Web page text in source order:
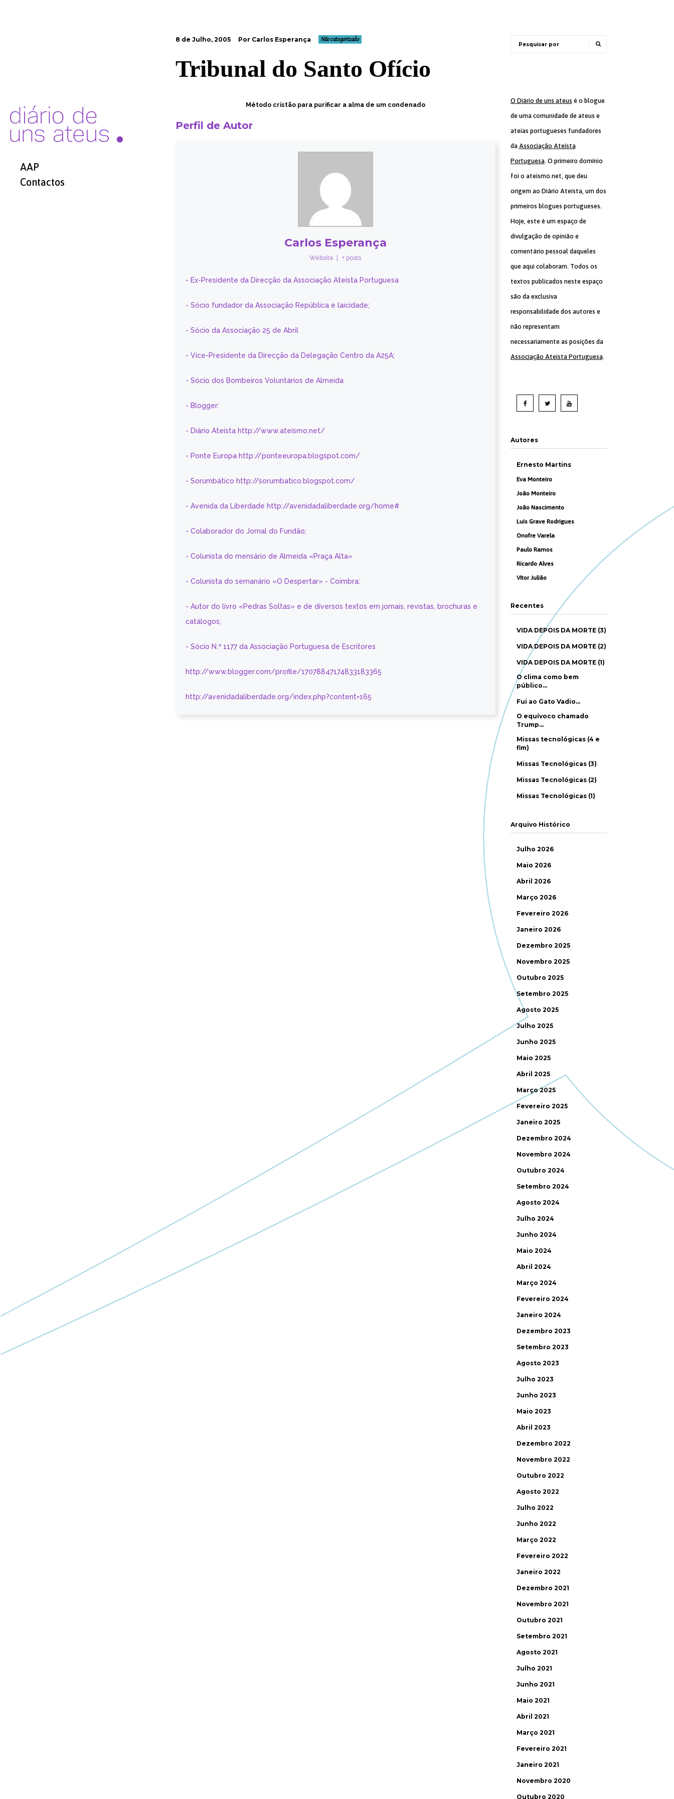
AAP
Contactos
8 de Julho, 2005 Por Carlos Esperança Não categorizado
Tribunal do Santo Ofício
Método cristão para purificar a alma de um condenado
Perfil de Autor
Carlos Esperança
Website + posts
- Ex-Presidente da Direcção da Associação Ateísta Portuguesa
- Sócio fundador da Associação República e laicidade;
- Sócio da Associação 25 de Abril
- Vice-Presidente da Direcção da Delegação Centro da A25A;
- Sócio dos Bombeiros Voluntários de Almeida
- Blogger:
- Diário Ateísta http://www.ateismo.net/
- Ponte Europa http://ponteeuropa.blogspot.com/
- Sorumbático http://sorumbatico.blogspot.com/
- Avenida da Liberdade http://avenidadaliberdade.org/home#
- Colaborador do Jornal do Fundão;
- Colunista do mensário de Almeida «Praça Alta»
- Colunista do semanário «O Despertar» - Coimbra:
- Autor do livro «Pedras Soltas» e de diversos textos em jornais, revistas, brochuras e
catálogos;
- Sócio N.º 1177 da Associação Portuguesa de Escritores
http://www.blogger.com/profile/17078847174833183365
http://avenidadaliberdade.org/index.php?content=165
O Diário de uns ateus é o blogue
de uma comunidade de ateus e
ateias portugueses fundadores
da Associação Ateísta
Portuguesa. O primeiro domínio
foi o ateismo.net, que deu
origem ao Diário Ateísta, um dos
primeiros blogues portugueses.
Hoje, este é um espaço de
divulgação de opinião e
comentário pessoal daqueles
que aqui colaboram. Todos os
textos publicados neste espaço
são da exclusiva
responsabilidade dos autores e
não representam
necessariamente as posições da
Associação Ateísta Portuguesa.
Autores
Ernesto Martins
Eva Monteiro
João Monteiro
João Nascimento
Luís Grave Rodrigues
Onofre Varela
Paulo Ramos
Ricardo Alves
Vítor Julião
Recentes
VIDA DEPOIS DA MORTE (3)
VIDA DEPOIS DA MORTE (2)
VIDA DEPOIS DA MORTE (1)
O clima como bem
público…
Fui ao Gato Vadio…
O equívoco chamado
Trump…
Missas tecnológicas (4 e
fim)
Missas Tecnológicas (3)
Missas Tecnológicas (2)
Missas Tecnológicas (1)
Arquivo Histórico
Julho 2026
Maio 2026
Abril 2026
Março 2026
Fevereiro 2026
Janeiro 2026
Dezembro 2025
Novembro 2025
Outubro 2025
Setembro 2025
Agosto 2025
Julho 2025
Junho 2025
Maio 2025
Abril 2025
Março 2025
Fevereiro 2025
Janeiro 2025
Dezembro 2024
Novembro 2024
Outubro 2024
Setembro 2024
Agosto 2024
Julho 2024
Junho 2024
Maio 2024
Abril 2024
Março 2024
Fevereiro 2024
Janeiro 2024
Dezembro 2023
Setembro 2023
Agosto 2023
Julho 2023
Junho 2023
Maio 2023
Abril 2023
Dezembro 2022
Novembro 2022
Outubro 2022
Agosto 2022
Julho 2022
Junho 2022
Março 2022
Fevereiro 2022
Janeiro 2022
Dezembro 2021
Novembro 2021
Outubro 2021
Setembro 2021
Agosto 2021
Julho 2021
Junho 2021
Maio 2021
Abril 2021
Março 2021
Fevereiro 2021
Janeiro 2021
Novembro 2020
Outubro 2020